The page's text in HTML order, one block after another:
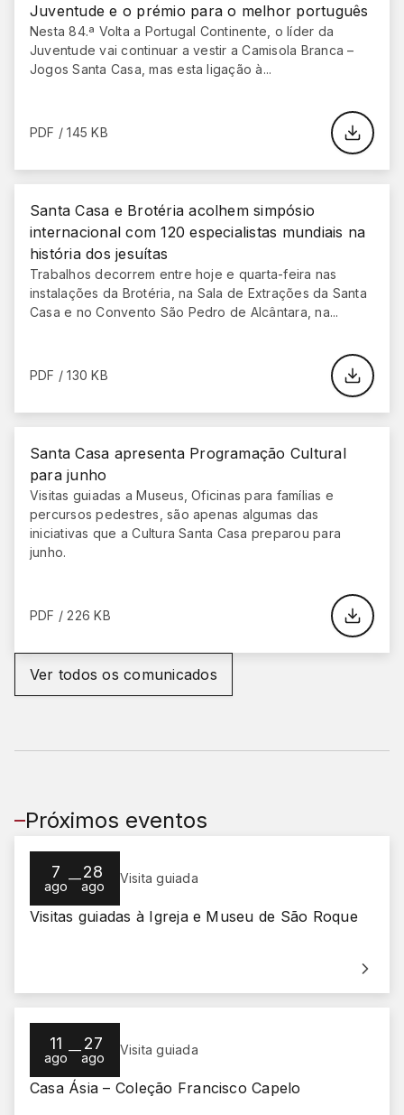
Juventude e o prémio para o melhor português
Nesta 84.ª Volta a Portugal Continente, o líder da
Juventude vai continuar a vestir a Camisola Branca –
Jogos Santa Casa, mas esta ligação à...
PDF / 145 KB
Santa Casa e Brotéria acolhem simpósio
internacional com 120 especialistas mundiais na
história dos jesuítas
Trabalhos decorrem entre hoje e quarta-feira nas
instalações da Brotéria, na Sala de Extrações da Santa
Casa e no Convento São Pedro de Alcântara, na...
PDF / 130 KB
Santa Casa apresenta Programação Cultural
para junho
Visitas guiadas a Museus, Oficinas para famílias e
percursos pedestres, são apenas algumas das
iniciativas que a Cultura Santa Casa preparou para
junho.
PDF / 226 KB
Ver todos os comunicados
Próximos eventos
7
ago
—28
ago Visita guiada
Visitas guiadas à Igreja e Museu de São Roque
11
ago
— 27
ago Visita guiada
Casa Ásia – Coleção Francisco Capelo